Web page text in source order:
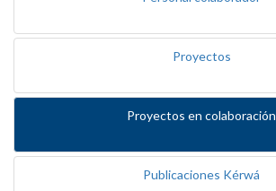
Proyectos
Proyectos en colaboración
Publicaciones Kérwá